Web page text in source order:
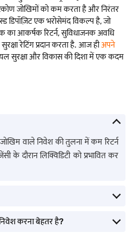
जोखिमों को कम करता है और निरंतर
डिपॉज़िट एक भरोसेमंद विकल्प है, जो
का आकर्षक रिटर्न, सुविधाजनक अवधि
रेटिंग प्रदान करता है. आज हीअपने
सुरक्षा और विकास की दिशा में एक कदम
वाले निवेश की तुलना में कम रिटर्न
के दौरान लिक्विडिटी को प्रभावित कर
करना बेहतर है?